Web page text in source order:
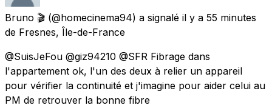
Bruno 🎬 (@homecinema94) a signalé il y a 55 minutes
de Fresnes, Île-de-France
@SuisJeFou @giz94210 @SFR Fibrage dans
l'appartement ok, l'un des deux à relier un appareil
pour vérifier la continuité et j'imagine pour aider celui au
PM de retrouver la bonne fibre